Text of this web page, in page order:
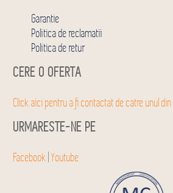
Garantie
Politica de reclamatii
Politica de retur
CERE O OFERTA
Click aici pentru a fi contactat de catre unul
URMARESTE-NE PE
Facebook |Youtube